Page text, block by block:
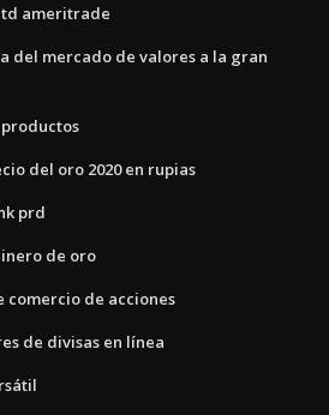
td ameritrade
del mercado de valores a la gran
del oro 2020 en rupias
prd
de oro
comercio de acciones
de divisas en línea